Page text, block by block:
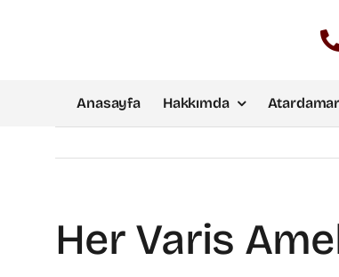
Anasayfa Hakkımda Atardamar
Her Varis